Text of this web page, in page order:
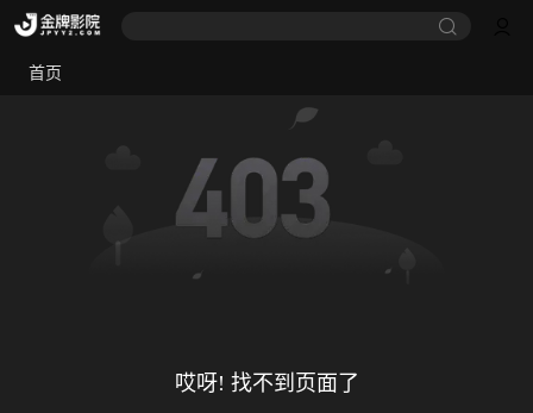
首页
哎呀! 找不到页面了